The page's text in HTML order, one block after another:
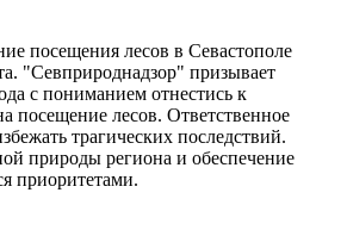
посещения лесов в Севастополе
"Севприроднадзор" призывает
с пониманием отнестись к
посещение лесов. Ответственное
трагических последствий.
природы региона и обеспечение
приоритетами.